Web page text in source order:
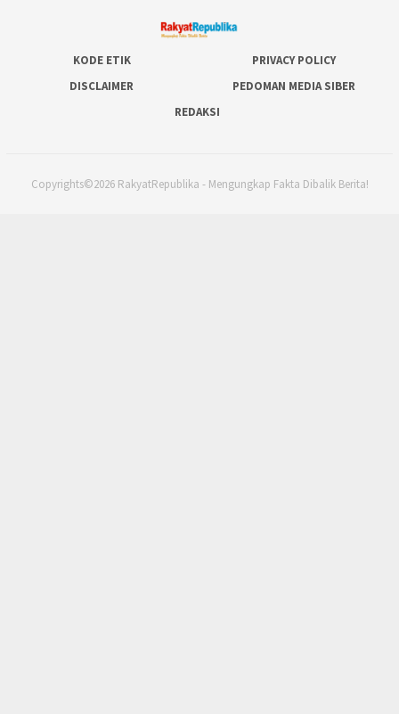
KODE ETIK
PRIVACY POLICY
DISCLAIMER
PEDOMAN MEDIA SIBER
REDAKSI
Copyrights©2026 RakyatRepublika - Mengungkap Fakta Dibalik Berita!